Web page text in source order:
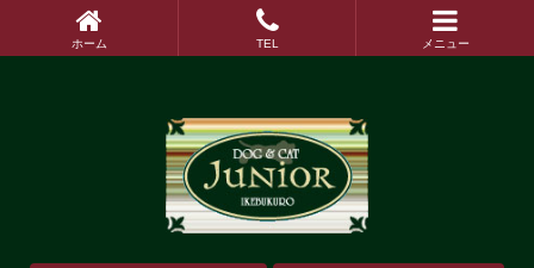
ホーム TEL メニュー